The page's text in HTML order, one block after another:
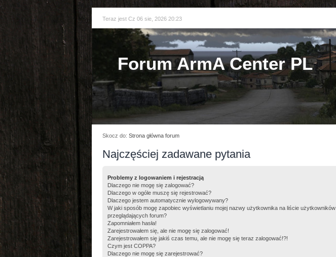
Teraz jest Cz 06 sie, 2026 20:23
Forum ArmA Center PL
Skocz do: Strona główna forum
Najczęściej zadawane pytania
Problemy z logowaniem i rejestracją
Dlaczego nie mogę się zalogować?
Dlaczego w ogóle muszę się rejestrować?
Dlaczego jestem automatycznie wylogowywany?
W jaki sposób mogę zapobiec wyświetlaniu mojej nazwy użytkownika na liście użytkowników
przeglądających forum?
Zapomniałem hasła!
Zarejestrowałem się, ale nie mogę się zalogować!
Zarejestrowałem się jakiś czas temu, ale nie mogę się teraz zalogować!?!
Czym jest COPPA?
Dlaczego nie mogę się zarejestrować?